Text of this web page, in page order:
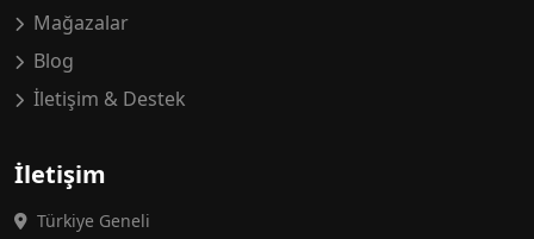
Mağazalar
Blog
İletişim & Destek
İletişim
Türkiye Geneli